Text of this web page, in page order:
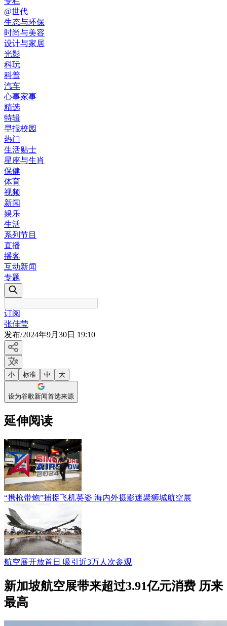
@世代
生态与环保
时尚与美容
设计与家居
光影
科玩
科普
汽车
心事家事
精选
特辑
早报校园
热门
生活贴士
星座与生肖
保健
体育
视频
新闻
娱乐
生活
系列节目
直播
播客
互动新闻
专题
订阅
张佳莹
发布/2024年9月30日 19:10
小 标准 中 大
设为谷歌新闻首选来源
延伸阅读
“携枪带炮”捕捉飞机英姿 海内外摄影迷聚狮城航空展
航空展开放首日 吸引近3万人次参观
新加坡航空展带来超过3.91亿元消费 历来
最高